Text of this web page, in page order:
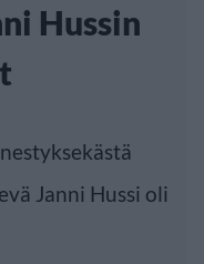
Hussin
Janni Hussi oli